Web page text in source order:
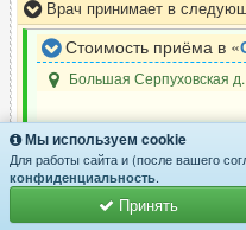
Врач принимает в
Стоимость приёма в «
Большая Серпуховская д.
Стоимость приёма в «
Брянская д. 3
Выставочная
Мы используем cookie
Для работы сайта и (после вашего
конфиденциальность.
Принять